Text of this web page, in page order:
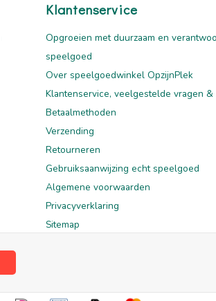
Klantenservice
Opgroeien met duurzaam en
speelgoed
Over speelgoedwinkel OpzijnPlek
Klantenservice, veelgestelde vragen &
Betaalmethoden
Verzending
Retourneren
Gebruiksaanwijzing echt speelgoed
Algemene voorwaarden
Privacyverklaring
Sitemap